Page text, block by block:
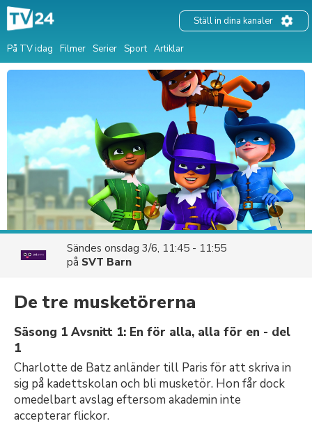
På TV idag Filmer Serier Sport Artiklar
Ställ in dina kanaler
Sändes onsdag 3/6, 11:45 - 11:55
på SVT Barn
De tre musketörerna
Säsong 1 Avsnitt 1: En för alla, alla för en - del
1
Charlotte de Batz anländer till Paris för att skriva in
sig på kadettskolan och bli musketör. Hon får dock
omedelbart avslag eftersom akademin inte
accepterar flickor.